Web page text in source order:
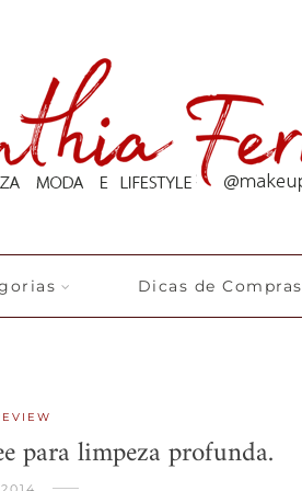
Dicas de Compras
para limpeza profunda.